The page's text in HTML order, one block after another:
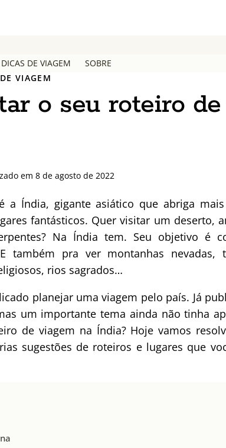
DICAS DE VIAGEM SOBRE
VIAGEM
o seu roteiro
em 8 de agosto de 2022
a Índia, gigante asiático que abriga
fantásticos. Quer visitar um deserto,
Na Índia tem. Seu objetivo é
também pra ver montanhas nevadas,
rios sagrados…
planejar uma viagem pelo país. Já
um importante tema ainda não tinha
de viagem na Índia? Hoje vamos
sugestões de roteiros e lugares que